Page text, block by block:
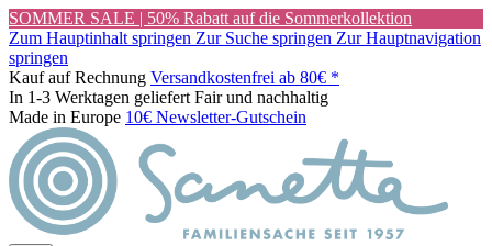
SOMMER SALE | 50% Rabatt auf die Sommerkollektion
Zum Hauptinhalt springen Zur Suche springen Zur Hauptnavigation
springen
Kauf auf Rechnung Versandkostenfrei ab 80€ *
In 1-3 Werktagen geliefert Fair und nachhaltig
Made in Europe 10€ Newsletter-Gutschein